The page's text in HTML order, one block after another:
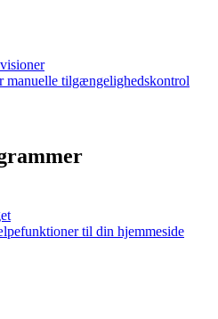
manuelle tilgængelighedskontrol
til din hjemmeside